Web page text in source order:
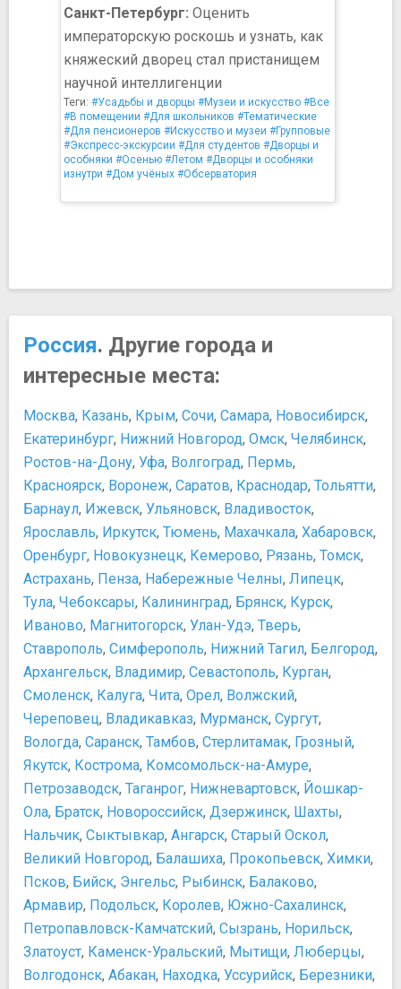
Санкт-Петербург: Оценить
императорскую роскошь и узнать, как
княжеский дворец стал пристанищем
научной интеллигенции
Теги: #Усадьбы и дворцы #Музеи и искусство #Все
#В помещении #Для школьников #Тематические
#Для пенсионеров #Искусство и музеи #Групповые
#Экспресс-экскурсии #Для студентов #Дворцы и
особняки #Осенью #Летом #Дворцы и особняки
изнутри #Дом учёных #Обсерватория
Россия. Другие города и
интересные места:
Москва, Казань, Крым, Сочи, Самара, Новосибирск,
Екатеринбург, Нижний Новгород, Омск, Челябинск,
Ростов-на-Дону, Уфа, Волгоград, Пермь,
Красноярск, Воронеж, Саратов, Краснодар, Тольятти,
Барнаул, Ижевск, Ульяновск, Владивосток,
Ярославль, Иркутск, Тюмень, Махачкала, Хабаровск,
Оренбург, Новокузнецк, Кемерово, Рязань, Томск,
Астрахань, Пенза, Набережные Челны, Липецк,
Тула, Чебоксары, Калининград, Брянск, Курск,
Иваново, Магнитогорск, Улан-Удэ, Тверь,
Ставрополь, Симферополь, Нижний Тагил, Белгород,
Архангельск, Владимир, Севастополь, Курган,
Смоленск, Калуга, Чита, Орел, Волжский,
Череповец, Владикавказ, Мурманск, Сургут,
Вологда, Саранск, Тамбов, Стерлитамак, Грозный,
Якутск, Кострома, Комсомольск-на-Амуре,
Петрозаводск, Таганрог, Нижневартовск, Йошкар-
Ола, Братск, Новороссийск, Дзержинск, Шахты,
Нальчик, Сыктывкар, Ангарск, Старый Оскол,
Великий Новгород, Балашиха, Прокопьевск, Химки,
Псков, Бийск, Энгельс, Рыбинск, Балаково,
Армавир, Подольск, Королев, Южно-Сахалинск,
Петропавловск-Камчатский, Сызрань, Норильск,
Златоуст, Каменск-Уральский, Мытищи, Люберцы,
Волгодонск, Абакан, Находка, Уссурийск, Березники,